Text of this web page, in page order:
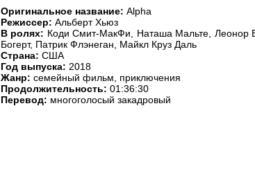
Оригинальное название: Alpha
Режиссер: Альберт Хьюз
В ролях: Коди Смит-МакФи, Наташа Мальте, Леонор
Богерт, Патрик Флэнеган, Майкл Круз Даль
Страна: США
Год выпуска: 2018
Жанр: семейный фильм, приключения
Продолжительность: 01:36:30
Перевод: многоголосый закадровый